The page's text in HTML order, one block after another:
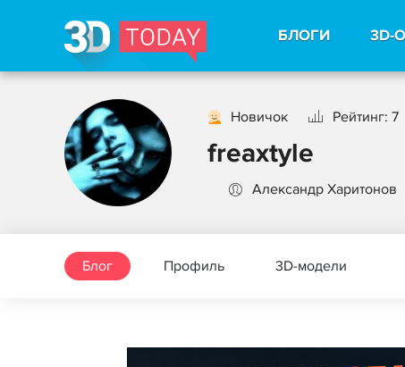
БЛОГИ 3D-
Новичок Рейтинг: 7
freaxtyle
Александр Харитонов
Блог Профиль 3D-модели